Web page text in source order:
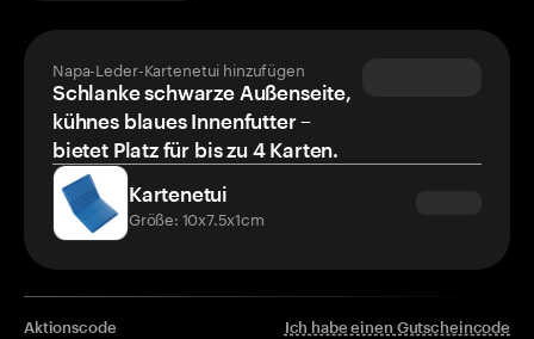
Napa-Leder-Kartenetui hinzufügen
Schlanke schwarze Außenseite,
kühnes blaues Innenfutter –
bietet Platz für bis zu 4 Karten.
Kartenetui
Größe: 10x7.5x1cm
Aktionscode Ich habe einen Gutscheincode